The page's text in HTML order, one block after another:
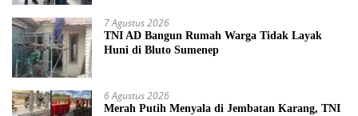
7 Agustus 2026
TNI AD Bangun Rumah Warga Tidak Layak
Huni di Bluto Sumenep
6 Agustus 2026
Merah Putih Menyala di Jembatan Karang, TNI